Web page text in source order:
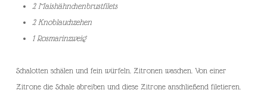
2 Maishähnchenbrustfilets
2 Knoblauchzehen
1 Rosmarinzweig
Schalotten schälen und fein würfeln. Zitronen waschen. Von einer
Zitrone die Schale abreiben und diese Zitrone anschließend filetieren.